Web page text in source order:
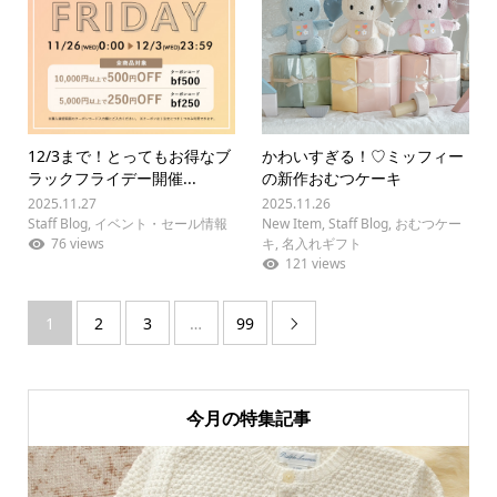
12/3まで！とってもお得なブ
ラックフライデー開催...
2025.11.27
Staff Blog, イベント・セール情報
76 views
かわいすぎる！♡ミッフィー
の新作おむつケーキ
2025.11.26
New Item,Staff Blog, おむつケー
キ,名入れギフト
121 views
1 2 3 … 99 
今月の特集記事